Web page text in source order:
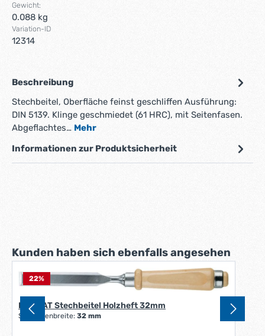
Gewicht:
0.088 kg
Variation-ID
12314
Beschreibung
Stechbeitel, Oberfläche feinst geschliffen Ausführung:
DIN 5139. Klinge geschmiedet (61 HRC), mit Seitenfasen.
Abgeflachtes… Mehr
Informationen zur Produktsicherheit
Produktgalerie überspringen
Kunden haben sich ebenfalls angesehen
22%
FORMAT Stechbeitel Holzheft 32mm
Schneidenbreite:32 mm